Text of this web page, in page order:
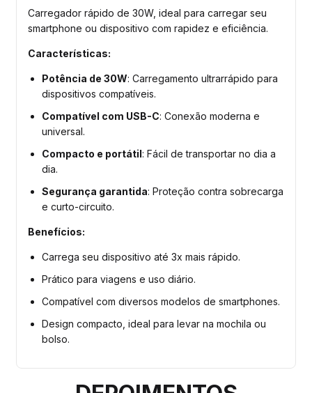
Carregador rápido de 30W, ideal para carregar seu
smartphone ou dispositivo com rapidez e eficiência.
Características:
Potência de 30W: Carregamento ultrarrápido para
dispositivos compatíveis.
Compatível com USB-C: Conexão moderna e
universal.
Compacto e portátil: Fácil de transportar no dia a
dia.
Segurança garantida: Proteção contra sobrecarga
e curto-circuito.
Benefícios:
Carrega seu dispositivo até 3x mais rápido.
Prático para viagens e uso diário.
Compatível com diversos modelos de smartphones.
Design compacto, ideal para levar na mochila ou
bolso.